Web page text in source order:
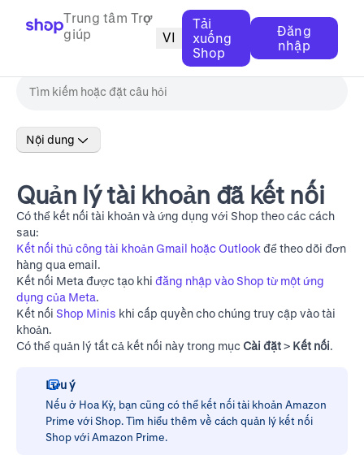
Trung tâm Trợ
giúp
VI
Tải
xuống
Shop
Đăng
nhập
Nội dung
Quản lý tài khoản đã kết nối
Có thể kết nối tài khoản và ứng dụng với Shop theo các cách
sau:
Kết nối thủ công tài khoản Gmail hoặc Outlook để theo dõi đơn
hàng qua email.
Kết nối Meta được tạo khi đăng nhập vào Shop từ một ứng
dụng của Meta.
Kết nối Shop Minis khi cấp quyền cho chúng truy cập vào tài
khoản.
Có thể quản lý tất cả kết nối này trong mục Cài đặt> Kết nối.
Lưu ý
Nếu ở Hoa Kỳ, bạn cũng có thể kết nối tài khoản Amazon
Prime với Shop. Tìm hiểu thêm về cách quản lý kết nối
Shop với Amazon Prime.